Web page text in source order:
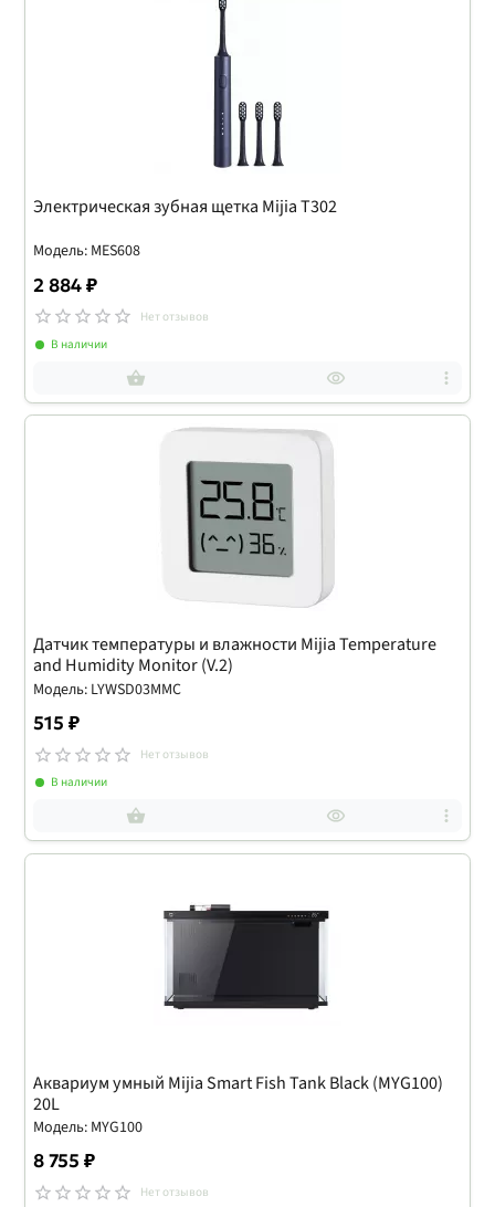
Электрическая зубная щетка Mijia T302
Модель: MES608
2 884 ₽
Нет отзывов
В наличии
Датчик температуры и влажности Mijia Temperature
and Humidity Monitor (V.2)
Модель: LYWSD03MMC
515 ₽
Нет отзывов
В наличии
Аквариум умный Mijia Smart Fish Tank Black (MYG100)
20L
Модель: MYG100
8 755 ₽
Нет отзывов